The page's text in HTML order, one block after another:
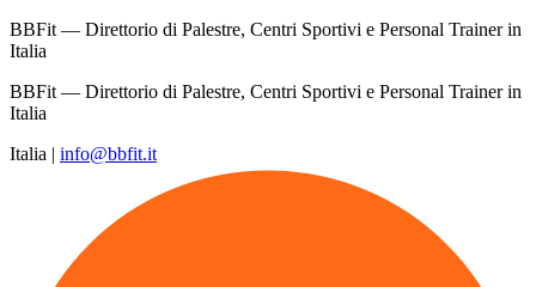
BBFit — Direttorio di Palestre, Centri Sportivi e Personal Trainer in
Italia
BBFit — Direttorio di Palestre, Centri Sportivi e Personal Trainer in
Italia
Italia | info@bbfit.it